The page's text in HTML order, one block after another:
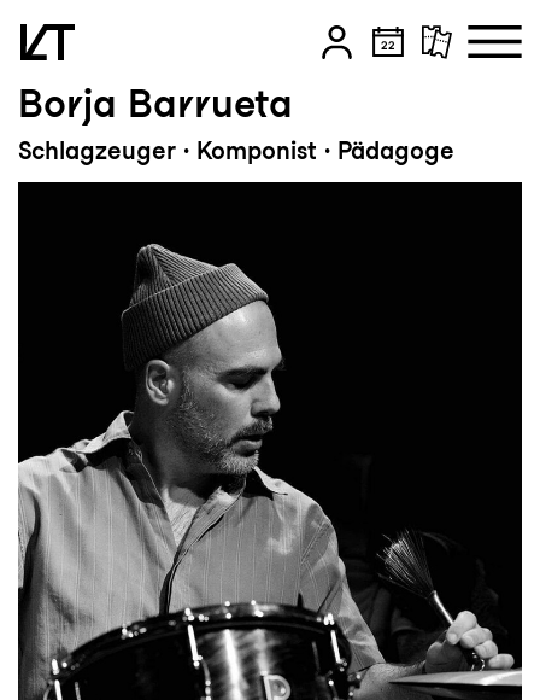
Zum Hauptinhalt springen
Zum Footer springen
Borja Barrueta
Schlagzeuger · Komponist · Pädagoge